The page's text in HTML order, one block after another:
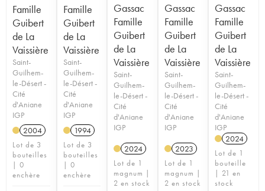
Famille
Guibert
de La
Vaissière
Saint-
Guilhem-
le-Désert -
Cité
d'Aniane
IGP
2004
Lot de 3
bouteilles
| 0
enchère
Famille
Guibert
de La
Vaissière
Saint-
Guilhem-
le-Désert -
Cité
d'Aniane
IGP
1994
Lot de 3
bouteilles
| 0
enchère
Gassac
Famille
Guibert
de La
Vaissière
Saint-
Guilhem-
le-Désert -
Cité
d'Aniane
IGP
2024
Lot de 1
magnum |
2 en stock
Gassac
Famille
Guibert
de La
Vaissière
Saint-
Guilhem-
le-Désert -
Cité
d'Aniane
IGP
2023
Lot de 1
magnum |
2 en stock
Gassac
Famille
Guibert
de La
Vaissière
Saint-
Guilhem-
le-Désert -
Cité
d'Aniane
IGP
2024
Lot de 1
bouteille
| 21 en
stock